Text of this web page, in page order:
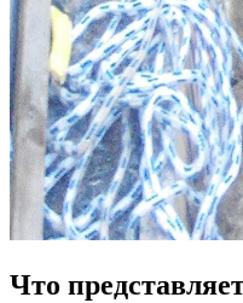
Что